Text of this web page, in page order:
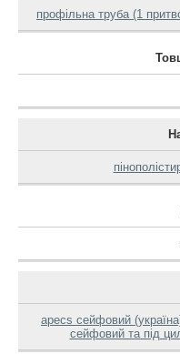
профільна труба (1
apecs сейфовий
сейфовий та під